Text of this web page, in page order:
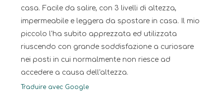
casa. Facile da salire, con 3 livelli di altezza,
impermeabile e leggera da spostare in casa. Il mio
piccolo l'ha subito apprezzata ed utilizzata
riuscendo con grande soddisfazione a curiosare
nei posti in cui normalmente non riesce ad
accedere a causa dell'altezza.
Traduire avec Google